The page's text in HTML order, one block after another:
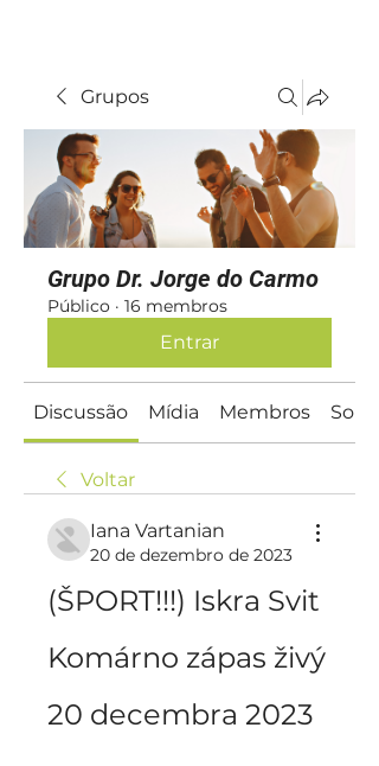
Grupos
Grupo Dr. Jorge do Carmo
Público · 16 membros
Entrar
Discussão Mídia Membros Sobre
Voltar
Iana Vartanian
20 de dezembro de 2023
(ŠPORT!!!) Iskra Svit
Komárno zápas živý
20 decembra 2023